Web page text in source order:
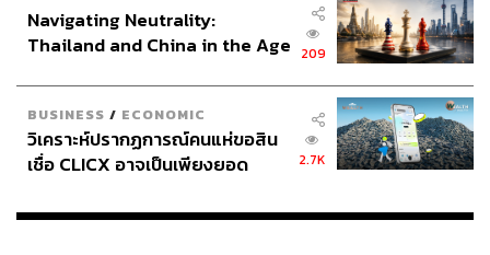
ความเสียหายจาก MORE แต่ระบบยังไม่พังเพราะ Thai
Clearing House (TCH) ที่มีความเข้มแข็งและทำหน้าที่ชำระ
ราคาได้อย่างเรียบร้อย แต่บทเรียนสำคัญคือ Self-Regulation
หรือการกำกับดูแลกันเองของภาคเอกชนต้องเข้มแข็งขึ้น
เช่น การจัดตั้ง Security Credit Bureau เพื่อให้เข้าใจความ
เสี่ยงของลูกค้าแต่ละรายได้ดีขึ้น และต้องมี Market-based
Navigating Neutrality:
Thailand and China in the Age
209
BUSINESS / ECONOMIC
วิเคราะห์ปรากฏการณ์คนแห่ขอสิน
เชื่อ CLICX อาจเป็นเพียงยอด
เรือนไทยที่ถูกซุกไว้
2.7K